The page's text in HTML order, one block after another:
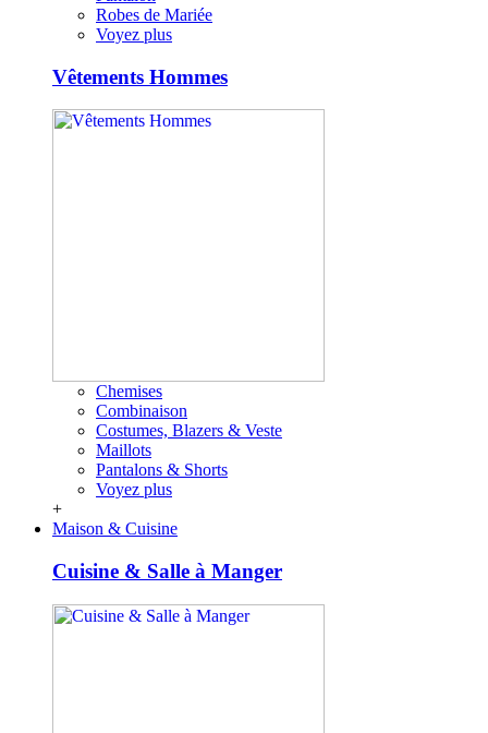
Robes de Mariée
Voyez plus
Vêtements Hommes
Chemises
Combinaison
Costumes, Blazers & Veste
Maillots
Pantalons & Shorts
Voyez plus
+
Maison & Cuisine
Cuisine & Salle à Manger